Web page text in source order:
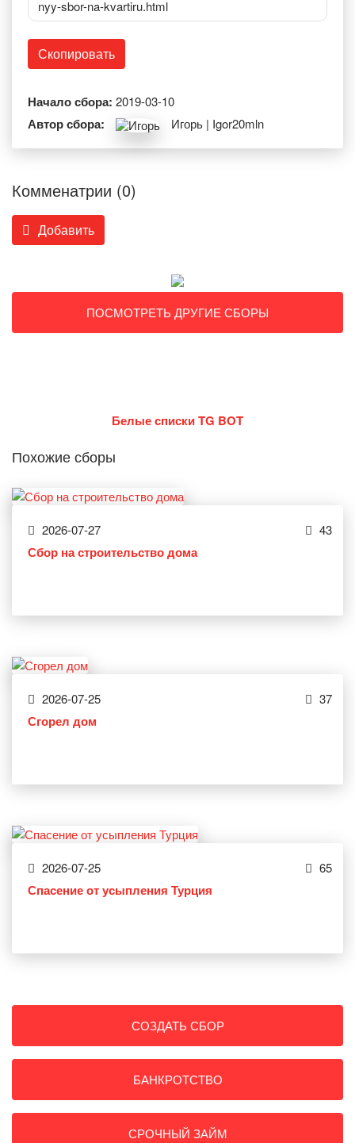
nyy-sbor-na-kvartiru.html
Скопировать
Начало сбора: 2019-03-10
Автор сбора: Игорь | Igor20mln
Комменатрии (0)
Добавить
ПОСМОТРЕТЬ ДРУГИЕ СБОРЫ
Белые списки TG BOT
Похожие сборы
2026-07-27 43
Сбор на строительство дома
2026-07-25 37
Сгорел дом
2026-07-25 65
Спасение от усыпления Турция
СОЗДАТЬ СБОР
БАНКРОТСТВО
СРОЧНЫЙ ЗАЙМ